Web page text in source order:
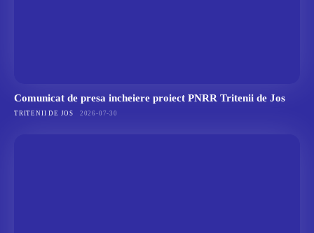
Comunicat de presa incheiere proiect PNRR Tritenii de Jos
TRITENII DE JOS 2026-07-30